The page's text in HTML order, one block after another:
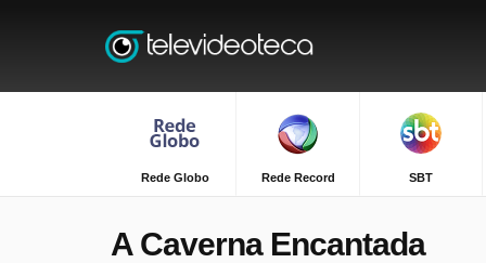
Rede Globo Rede Record SBT
A Caverna Encantada